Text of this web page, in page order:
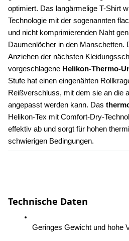
optimiert. Das langärmelige T-Shirt
Technologie mit der sogenannten
und nicht komprimierenden Naht
Daumenlöcher in den Manschetten.
Anziehen der nächsten
vorgeschlagene Helikon-Thermo-
Stufe hat einen eingenähten
Reißverschluss, mit dem sie an die
angepasst werden kann. Das
Helikon-Tex mit Comfort-Dry-
effektiv ab und sorgt für hohen
schwierigen Bedingungen.
Technische Daten
Geringes Gewicht und hohe